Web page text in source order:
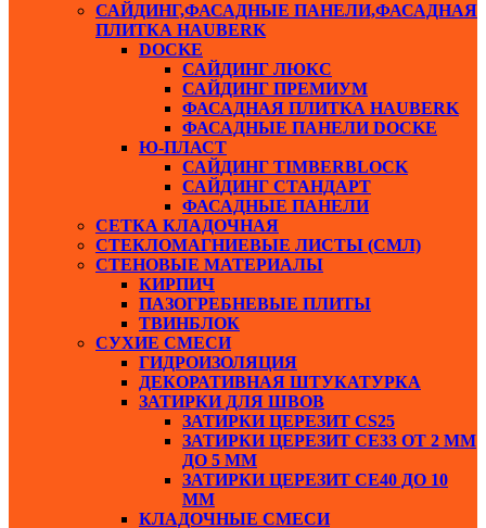
САЙДИНГ,ФАСАДНЫЕ ПАНЕЛИ,ФАСАДНАЯ
ПЛИТКА HAUBERK
DOCKE
САЙДИНГ ЛЮКС
САЙДИНГ ПРЕМИУМ
ФАСАДНАЯ ПЛИТКА HAUBERK
ФАСАДНЫЕ ПАНЕЛИ DOCKE
Ю-ПЛАСТ
САЙДИНГ TIMBERBLOCK
САЙДИНГ СТАНДАРТ
ФАСАДНЫЕ ПАНЕЛИ
СЕТКА КЛАДОЧНАЯ
СТЕКЛОМАГНИЕВЫЕ ЛИСТЫ (СМЛ)
СТЕНОВЫЕ МАТЕРИАЛЫ
КИРПИЧ
ПАЗОГРЕБНЕВЫЕ ПЛИТЫ
ТВИНБЛОК
СУХИЕ СМЕСИ
ГИДРОИЗОЛЯЦИЯ
ДЕКОРАТИВНАЯ ШТУКАТУРКА
ЗАТИРКИ ДЛЯ ШВОВ
ЗАТИРКИ ЦЕРЕЗИТ СS25
ЗАТИРКИ ЦЕРЕЗИТ СЕ33 ОТ 2 ММ
ДО 5 ММ
ЗАТИРКИ ЦЕРЕЗИТ СЕ40 ДО 10
ММ
КЛАДОЧНЫЕ СМЕСИ